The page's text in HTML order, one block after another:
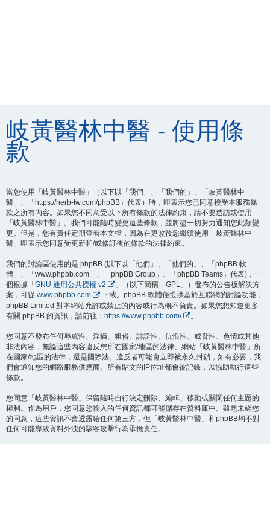
岐黃醫林中醫 - 使用條
款
當您使用「岐黃醫林中醫」（以下以「我們」、「我們的」、「岐黃醫林中
醫」、「https://herb-tw.com/phpBB」代表）時，即表示您已同意接受本服務條
款之所有內容。如果您不同意受以下所有條款的法律約束，請不要造訪或使用
「岐黃醫林中醫」。我們可能隨時變更這些條款，並將盡一切努力通知您此類變
更。但是，您有責任定期查看本文檔，因為在更改後您繼續使用「岐黃醫林中
醫」即表示您同意受更新和/或修訂後的條款的法律約束。
我們的討論區使用的是 phpBB (以下以「他們」、「他們的」、「phpBB 軟
體」、「www.phpbb.com」、「phpBB Group」、「phpBB Teams」代表)，一
個根據「 GNU 通用公共授權 v2
」（以下簡稱「GPL」）發布的公告板解決方
案，可從 www.phpbb.com
下載。phpBB 軟體僅提供基於互聯網的討論功能；
phpBB Limited 對本網站允許或禁止的內容或行為概不負責。如果您想知道更多
有關 phpBB 的資訊，請前往： https://www.phpbb.com/ 。
您同意不發布任何辱罵性、淫穢、粗俗、誹謗性、仇恨性、威脅性、色情或其他
非法內容，無論這些內容違反您所在國家/地區的法律、網站「岐黃醫林中醫」所
在國家/地區的法律，還是國際法。違反者可能會立即被永久封鎖，如有必要，我
們會通知您的網路服務供應商。所有貼文的IP位址都會被記錄，以協助執行這些
條款。
您同意「岐黃醫林中醫」保留隨時自行決定刪除、編輯、移動或關閉任何主題的
權利。作為用戶，您同意您輸入的任何資訊都可能儲存在資料庫中。雖然未經您
的同意，這些資訊不會透露給任何第三方，但「岐黃醫林中醫」和phpBB均不對
任何可能導致資料外洩的駭客攻擊行為承擔責任。